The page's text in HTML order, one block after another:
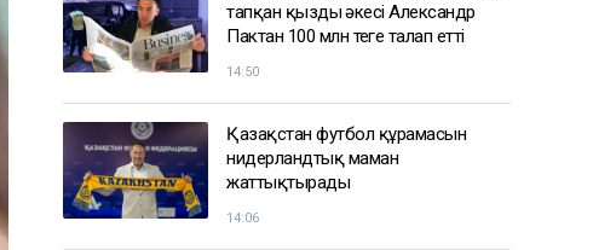
тапқан қыздың әкесі Александр
Пактан 100 млн теңге талап етті
14:50
Қазақстан футбол құрамасын
нидерландтық маман
жаттықтырады
14:06